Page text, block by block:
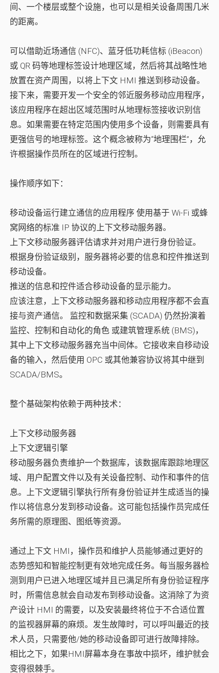
间、一个楼层或整个设施，也可以是相关设备周围几米
的距离。
可以借助近场通信 (NFC)、蓝牙低功耗信标 (iBeacon)
或 QR 码等地理标签设计地理区域，然后将其战略性地
放置在资产周围，以将上下文 HMI 推送到移动设备。
接下来，需要开发一个安全的邻近服务移动应用程序，
该应用程序在超出区域范围时从地理标签接收识别信
息。如果需要在特定范围内使用多个设备，则需要具有
更强信号的地理标签。这个概念被称为“地理围栏”，允
许根据操作员所在的区域进行控制。
操作顺序如下：
移动设备运行建立通信的应用程序 使用基于 Wi-Fi 或蜂
窝网络的标准 IP 协议的上下文移动服务器。
上下文移动服务器评估请求并对用户进行身份验证。
根据身份验证级别，服务器将必要的信息和控件推送到
移动设备。
推送的信息和控件适合移动设备的显示能力。
应该注意，上下文移动服务器和移动应用程序都不会直
接与资产通信。 监控和数据采集 (SCADA) 仍然扮演着
监控、控制和自动化的角色 或建筑管理系统 (BMS)，
其中上下文移动服务器充当中间体。它接收来自移动设
备的输入，然后使用 OPC 或其他兼容协议将其中继到
SCADA/BMS。
整个基础架构依赖于两种技术：
上下文移动服务器
上下文逻辑引擎
移动服务器负责维护一个数据库，该数据库跟踪地理区
域、用户配置文件以及有关设备控制、动作和事件的信
息。上下文逻辑引擎执行所有身份验证并生成适当的操
作以将信息分发到移动设备。这可能包括操作员完成任
务所需的原理图、图纸等资源。
通过上下文 HMI，操作员和维护人员能够通过更好的
态势感知和智能控制更有效地完成任务。每当服务器检
测到用户已进入地理区域并且已满足所有身份验证程序
时，所需信息就会自动发布到移动设备。这消除了为资
产设计 HMI 的需要，以及安装最终将位于不合适位置
的监视器屏幕的麻烦。发生故障时，可以呼叫最近的技
术人员，只需要他/她的移动设备即可进行故障排除。
相比之下，如果HMI屏幕本身在事故中损坏，维护就会
变得很棘手。